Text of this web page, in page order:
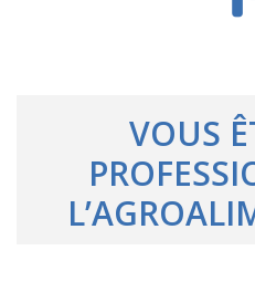
VOUS